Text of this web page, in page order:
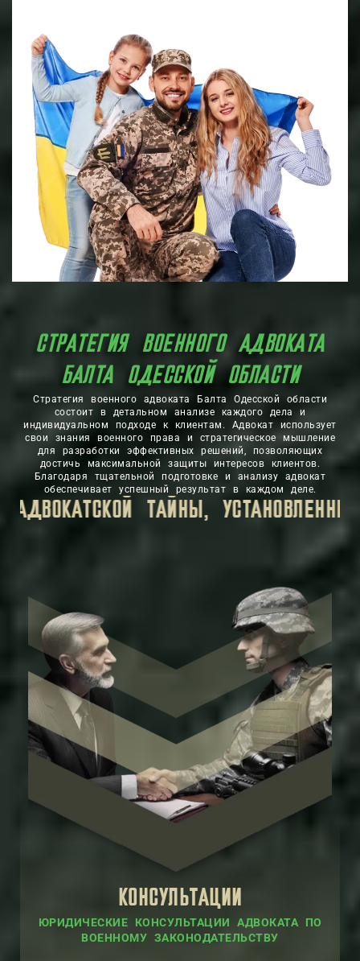
СТРАТЕГИЯ ВОЕННОГО АДВОКАТА
БАЛТА ОДЕССКОЙ ОБЛАСТИ
Стратегия военного адвоката Балта Одесской области
состоит в детальном анализе каждого дела и
индивидуальном подходе к клиентам. Адвокат использует
свои знания военного права и стратегическое мышление
для разработки эффективных решений, позволяющих
достичь максимальной защиты интересов клиентов.
Благодаря тщательной подготовке и анализу адвокат
обеспечивает успешный результат в каждом деле.
ЛИЧНАЯ ИНФОРМАЦИЯ, КОТОРУЮ ВЫ
КОНСУЛЬТАЦИИ
ЮРИДИЧЕСКИЕ КОНСУЛЬТАЦИИ АДВОКАТА ПО
ВОЕННОМУ ЗАКОНОДАТЕЛЬСТВУ